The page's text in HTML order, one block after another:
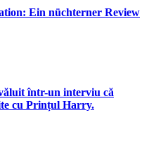
Ein nüchterner Review
într-un interviu că
cu Prințul Harry.